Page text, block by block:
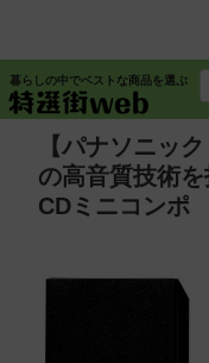
暮らしの中でベストな商品を選ぶ
【パナソニッ
の高音質技術
CDミニコンポ